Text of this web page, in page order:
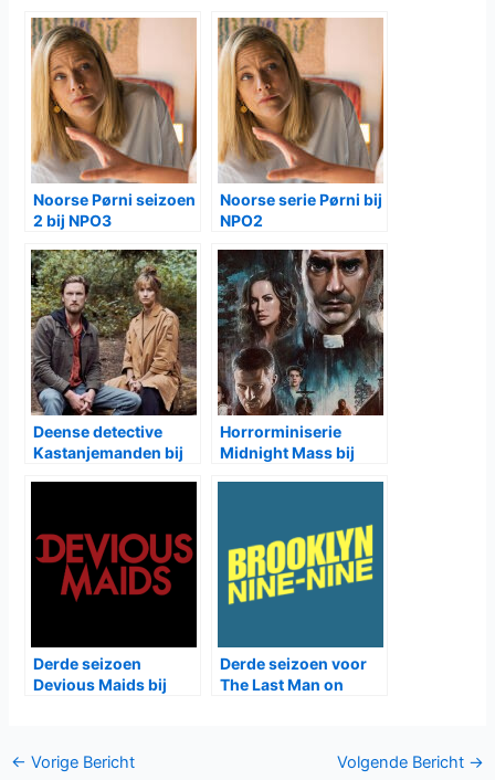
Noorse Pørni seizoen
2 bij NPO3
Noorse serie Pørni bij
NPO2
Deense detective
Kastanjemanden bij
Horrorminiserie
Midnight Mass bij
Derde seizoen
Devious Maids bij
Derde seizoen voor
The Last Man on
Bericht
← Vorige Bericht Volgende Bericht →